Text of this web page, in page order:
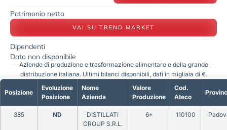
Patrimonio netto
VAI SU TREND MARKET
Dipendenti
Dato non disponibile
Posizione
Evoluzione
Posizione
Nome
Azienda
Valore
Produzione
Cod.
Ateco
385 ND
DISTILLATI
GROUP S.R.L.
6* 110100
Aziende di produzione e trasformazione alimentare e della grande
distribuzione italiana. Ultimi bilanci disponibili, dati in migliaia di €.